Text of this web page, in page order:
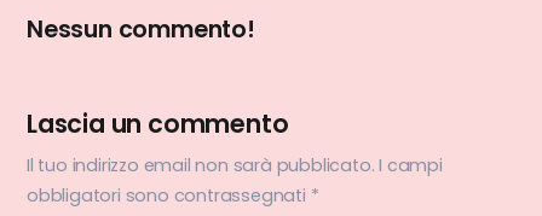
Nessun commento!
Lascia un commento
Il tuo indirizzo email non sarà pubblicato. I campi
obbligatori sono contrassegnati *